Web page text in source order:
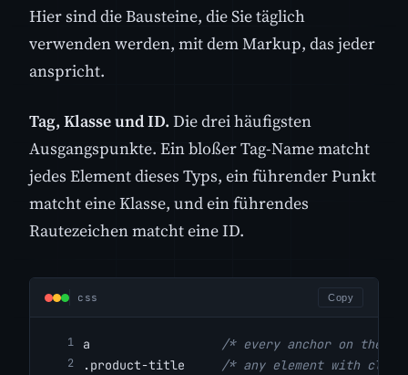
Hier sind die Bausteine, die Sie täglich
verwenden werden, mit dem Markup, das jeder
anspricht.
Tag, Klasse und ID. Die drei häufigsten
Ausgangspunkte. Ein bloßer Tag-Name matcht
jedes Element dieses Typs, ein führender Punkt
matcht eine Klasse, und ein führendes
Rautezeichen matcht eine ID.
css Copy
a /* every anchor on the
.product-title /* any element with